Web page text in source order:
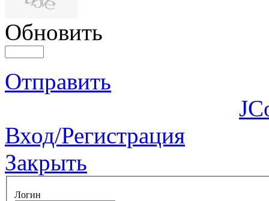
Обновить
Отправить
Вход/Регистрация
Закрыть
Логин